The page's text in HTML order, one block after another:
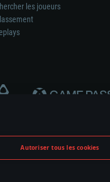
Autoriser tous les cookies
les joueurs
de tout fabricant